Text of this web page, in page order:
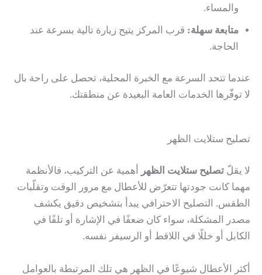
والمساء.
متابعة سهلة: قرب المركز يتيح زيارة تالية بسرعة عند
الحاجة.
عندما تتحد السرعة مع الخبرة المحلية، تحصل على راحة بال
لا توفّرها الخدمات العامة البعيدة عن منطقتك.
تصليح ستلايت الظهر
لا يقلّ تصليح ستلايت الظهر
أهمية عن التركيب، فالأنظمة
مهما كانت جودتها تتعرّض للأعطال مع مرور الوقت وتقلّبات
الطقس. التصليح الاحترافي يبدأ بتشخيص دقيق يكشف
مصدر المشكلة، سواء كان ضعفًا في الإشارة أو تلفًا في
الكابل أو خللًا في اللاقط أو الرسيفر نفسه.
أكثر الأعطال شيوعًا في الظهر هي تلك المرتبطة بالعوامل